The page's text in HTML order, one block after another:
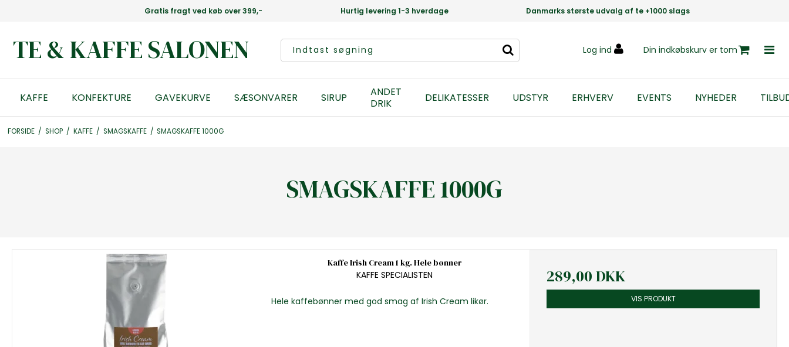
Gratis fragt ved køb over 399,- Hurtig levering 1-3 hverdage Danmarks største udvalg af te +1000 slags
TE & KAFFE SALONEN Log ind Din indkøbskurv er tom
KAFFE KONFEKTURE GAVEKURVE SÆSONVARER SIRUP
ANDET
DRIK
DELIKATESSER UDSTYR ERHVERV EVENTS NYHEDER
FORSIDE / SHOP / KAFFE / SMAGSKAFFE / SMAGSKAFFE 1000G
SMAGSKAFFE 1000G
Kaffe Irish Cream 1 kg. Hele bønner
KAFFE SPECIALISTEN
Hele kaffebønner med god smag af Irish Cream likør.
289,00 DKK
VIS PRODUKT